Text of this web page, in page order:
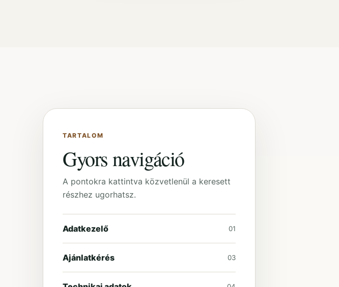
TARTALOM
Gyors navigáció
A pontokra kattintva közvetlenül a keresett
részhez ugorhatsz.
Adatkezelő 01
Ajánlatkérés 03